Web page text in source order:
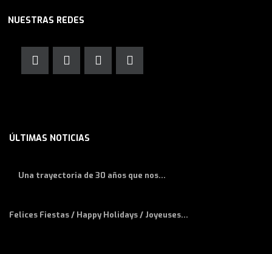
NUESTRAS REDES
ÚLTIMAS NOTICIAS
Una trayectoria de 30 años que nos...
Felices Fiestas / Happy Holidays / Joyeuses...